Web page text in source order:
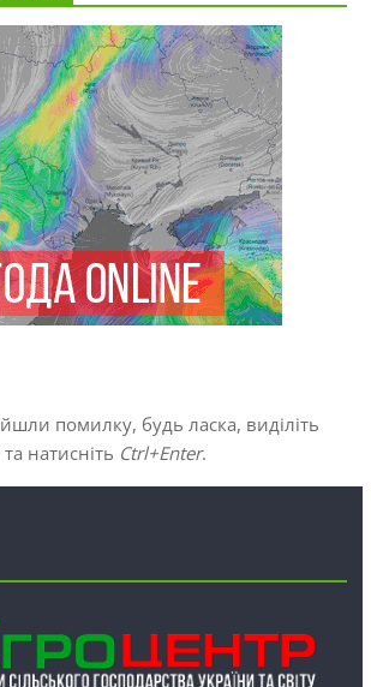
помилку, будь ласка, виділіть
натисніть Ctrl+Enter.